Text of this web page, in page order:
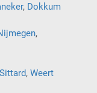
, Dokkum
,
Sittard, Weert